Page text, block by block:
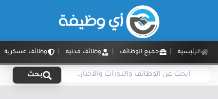
الرئيسية جميع الوظائف وظائف مدنية وظائف عسكرية
بحث